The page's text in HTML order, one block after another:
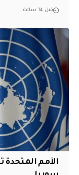
قبل 14 ساعة
الأمم